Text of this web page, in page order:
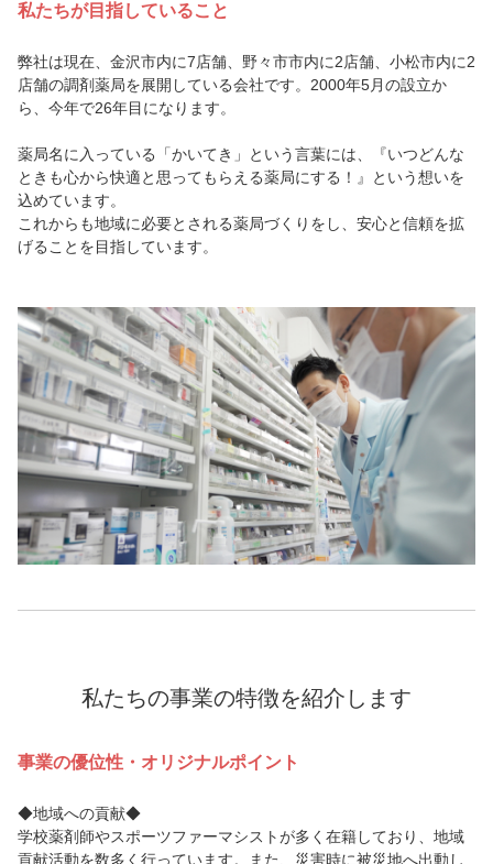
私たちが目指していること
弊社は現在、金沢市内に7店舗、野々市市内に2店舗、小松市内に2
店舗の調剤薬局を展開している会社です。2000年5月の設立か
ら、今年で26年目になります。
薬局名に入っている「かいてき」という言葉には、『いつどんな
ときも心から快適と思ってもらえる薬局にする！』という想いを
込めています。
これからも地域に必要とされる薬局づくりをし、安心と信頼を拡
げることを目指しています。
私たちの事業の特徴を紹介します
事業の優位性・オリジナルポイント
◆地域への貢献◆
学校薬剤師やスポーツファーマシストが多く在籍しており、地域
貢献活動を数多く行っています。また、災害時に被災地へ出動し